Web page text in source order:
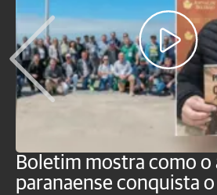
Boletim mostra como o
paranaense conquista